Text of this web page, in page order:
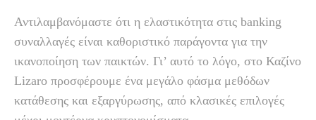
Αντιλαμβανόμαστε ότι η ελαστικότητα στις banking
συναλλαγές είναι καθοριστικό παράγοντα για την
ικανοποίηση των παικτών. Γι’ αυτό το λόγο, στο Καζίνο
Lizaro προσφέρουμε ένα μεγάλο φάσμα μεθόδων
κατάθεσης και εξαργύρωσης, από κλασικές επιλογές